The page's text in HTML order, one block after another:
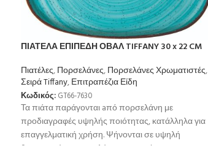
ΠΙΑΤΕΛΑ ΕΠΙΠΕΔΗ ΟΒΑΛ TIFFANY 30 x 22 CM
Πιατέλες,Πορσελάνες,Πορσελάνες Χρωματιστές,
Σειρά Tiffany,Επιτραπέζια Είδη
Κωδικός: GT66-7630
Τα πιάτα παράγονται aπό πορσελάνη με
προδιαγραφές υψηλής ποιότητας, κατάλληλα για
επαγγελματική χρήση. Ψήνονται σε υψηλή
θερμοκρσία για μεγαλύτερη αντοχή